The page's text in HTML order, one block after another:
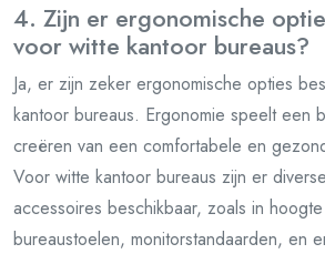
4. Zijn er ergonomische
voor witte kantoor bureaus?
Ja, er zijn zeker ergonomische opties
kantoor bureaus. Ergonomie speelt een
creëren van een comfortabele en
Voor witte kantoor bureaus zijn er
accessoires beschikbaar, zoals in
bureaustoelen, monitorstandaarden, en